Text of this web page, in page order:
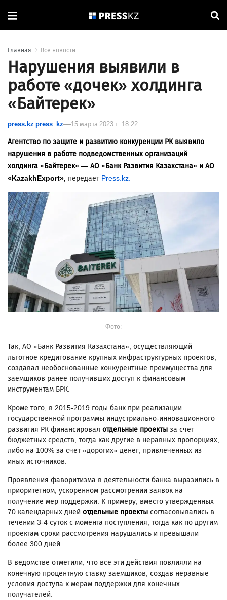
Главная Все новости
Нарушения выявили в
работе «дочек» холдинга
«Байтерек»
press.kz press_kz 15 марта 2023 г. 18:22
Агентство по защите и развитию конкуренции РК выявило
нарушения в работе подведомственных организаций
холдинга «Байтерек» — АО «Банк Развития Казахстана» и АО
«KazakhExport», передает Press.kz.
Фото:
Так, АО «Банк Развития Казахстана», осуществляющий
льготное кредитование крупных инфраструктурных проектов,
создавал необоснованные конкурентные преимущества для
заемщиков ранее получивших доступ к финансовым
инструментам БРК.
Кроме того, в 2015-2019 годы банк при реализации
государственной программы индустриально-инновационного
развития РК финансировал отдельные проекты за счет
бюджетных средств, тогда как другие в неравных пропорциях,
либо на 100% за счет «дорогих» денег, привлеченных из
иных источников.
Проявления фаворитизма в деятельности банка выразились в
приоритетном, ускоренном рассмотрении заявок на
получение мер поддержки. К примеру, вместо утвержденных
70 календарных дней отдельные проекты согласовывались в
течении 3-4 суток с момента поступления, тогда как по другим
проектам сроки рассмотрения нарушались и превышали
более 300 дней.
В ведомстве отметили, что все эти действия повлияли на
конечную процентную ставку заемщиков, создав неравные
условия доступа к мерам поддержки для конечных
получателей.